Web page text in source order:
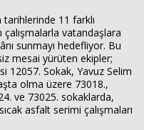
11 farklı
vatandaşlara
sunmayı hedefliyor. Bu
mesai yürüten ekipler;
12057. Sokak, Yavuz Selim
olma üzere 73018.,
ve 73025. sokaklarda,
asfalt serimi çalışmaları